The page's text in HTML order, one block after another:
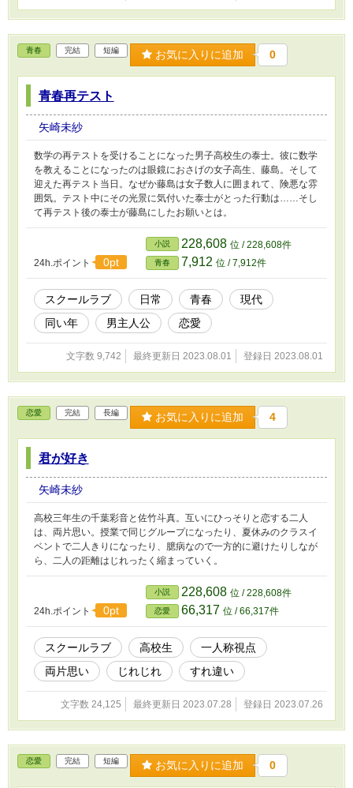
青春 完結 短編 お気に入りに追加 0
青春再テスト
矢崎未紗
数学の再テストを受けることになった男子高校生の泰士。彼に数学
を教えることになったのは眼鏡におさげの女子高生、藤島。そして
迎えた再テスト当日。なぜか藤島は女子数人に囲まれて、険悪な雰
囲気。テスト中にその光景に気付いた泰士がとった行動は……そし
て再テスト後の泰士が藤島にしたお願いとは。
24h.ポイント 0pt
小説 228,608 位 / 228,608件
青春 7,912 位 / 7,912件
スクールラブ 日常 青春
現代
同い年
男主人公 恋愛
文字数 9,742 最終更新日 2023.08.01 登録日 2023.08.01
恋愛 完結 長編 お気に入りに追加 4
君が好き
矢崎未紗
高校三年生の千葉彩音と佐竹斗真。互いにひっそりと恋する二人
は、両片思い。授業で同じグループになったり、夏休みのクラスイ
ベントで二人きりになったり、臆病なので一方的に避けたりしなが
ら、二人の距離はじれったく縮まっていく。
24h.ポイント 0pt
小説 228,608 位 / 228,608件
恋愛 66,317 位 / 66,317件
スクールラブ 高校生
一人称視点
両片思い
じれじれ すれ違い
文字数 24,125 最終更新日 2023.07.28 登録日 2023.07.26
恋愛 完結 短編 お気に入りに追加 0